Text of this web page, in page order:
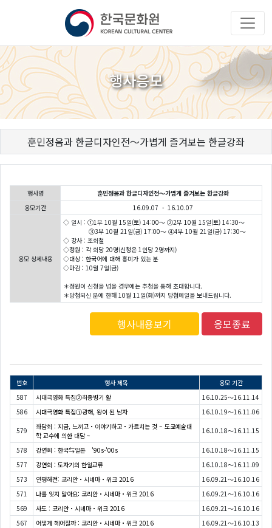
행사응모
훈민정음과 한글디자인전～가볍게 즐겨보는 한글강좌
행사명
훈민정음과 한글디자인전～가볍게 즐겨보는 한글강좌
응모기간
16.09.07 - 16.10.07
응모 상세내용
◇ 일시 : ①1부 10월 15일(토) 14:00～ ②2부 10월 15일(토) 14:30～
③3부 10월 21일(금) 17:00～ ④4부 10월 21일(금) 17:30～
◇ 강사 : 조희철
◇정원 : 각 회당 20명(신청은 1인당 2명까지)
◇대상 : 한국어에 대해 흥미가 있는 분
◇마감 : 10월 7일(금)
＊정원이 신청을 넘을 경우에는 추첨을 통해 초대합니다.
＊당첨되신 분에 한해 10월 11일(화)까지 당첨메일을 보내드립니다.
행사내용보기 응모종료
번호 행사 제목
응모 기간
587
시대극영화 특집②최종병기 활
16.10.25～16.11.14
586
시대극영화 특집①광해, 왕이 된 남자 16.10.19～16.11.06
579
좌담회 : 지금, 느끼고・이야기하고・가르치는 것 ~ 도쿄예술대
학 교수에 의한 대담 ~
16.10.18～16.11.15
578 강연회 : 한국⇆일본 '90s-'00s
16.10.18～16.11.15
577
강연회 : 도자기의 한일교류
16.10.18～16.11.09
573
연평해전: 코리안・시네마・위크 2016
16.09.21～16.10.16
571
나를 잊지 말아요: 코리안・시네마・위크 2016
16.09.21～16.10.16
569
사도 : 코리안・시네마・위크 2016
16.09.21～16.10.16
567
어떻게 헤어질까 : 코리안・시네마・위크 2016
16.09.21～16.10.13